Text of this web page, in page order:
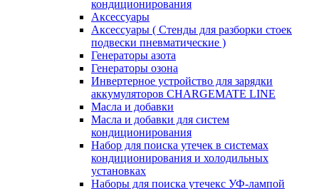
кондиционирования
Аксессуары
Аксессуары ( Стенды для разборки стоек
подвески пневматические )
Генераторы азота
Генераторы озона
Инвертерное устройство для зарядки
аккумуляторов CHARGEMATE LINE
Масла и добавки
Масла и добавки для систем
кондиционирования
Набор для поиска утечек в системах
кондиционирования и холодильных
установках
Наборы для поиска утечекс УФ-лампой